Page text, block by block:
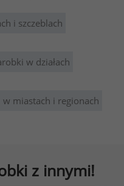
i szczeblach
w działach
w miastach i regionach
z innymi!